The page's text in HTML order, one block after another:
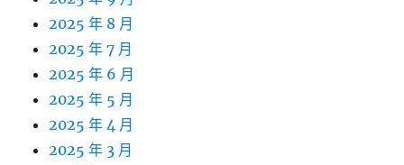
2025 年 8 月
2025 年 7 月
2025 年 6 月
2025 年 5 月
2025 年 4 月
2025 年 3 月